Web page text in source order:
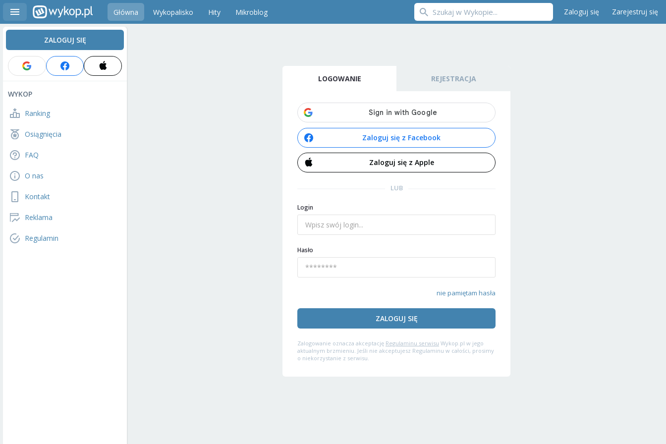
Główna Wykopalisko Hity Mikroblog Zaloguj się Zarejestruj się
ZALOGUJ SIĘ
WYKOP
Ranking
Osiągnięcia
FAQ
O nas
Kontakt
Reklama
Regulamin
LOGOWANIE REJESTRACJA
Zaloguj się z Facebook
Zaloguj się z Apple
LUB
Login
Hasło
nie pamiętam hasła
ZALOGUJ SIĘ
Zalogowanie oznacza akceptację Regulaminu serwisu Wykop.pl w jego
aktualnym brzmieniu. Jeśli nie akceptujesz Regulaminu w całości, prosimy
o niekorzystanie z serwisu.